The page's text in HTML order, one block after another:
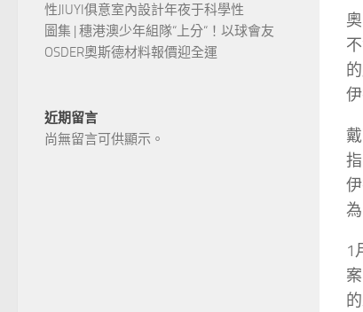
1
性JIUYI俱意室內設計年夜于科學性
圖集 | 穗港澳少年組隊“上分“！以球會友
OSDER奧斯德材料報價迎全運
近期留言
尚無留言可供顯示。